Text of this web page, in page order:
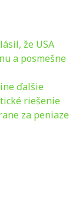
že USA
a posmešne
ďalšie
riešenie
za peniaze